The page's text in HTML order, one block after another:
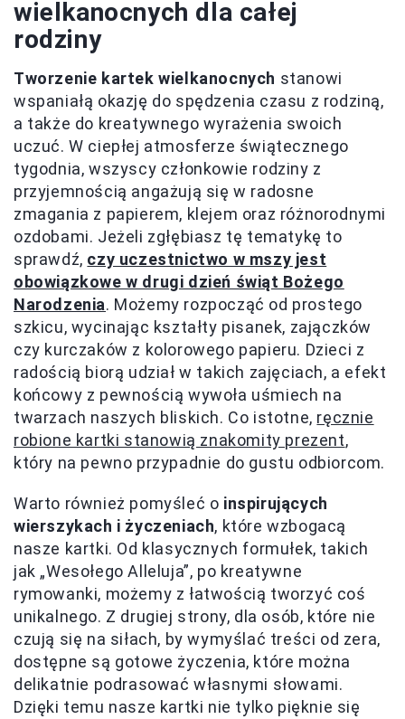
wielkanocnych dla całej
rodziny
Tworzenie kartek wielkanocnych stanowi
wspaniałą okazję do spędzenia czasu z rodziną,
a także do kreatywnego wyrażenia swoich
uczuć. W ciepłej atmosferze świątecznego
tygodnia, wszyscy członkowie rodziny z
przyjemnością angażują się w radosne
zmagania z papierem, klejem oraz różnorodnymi
ozdobami. Jeżeli zgłębiasz tę tematykę to
sprawdź, czy uczestnictwo w mszy jest
obowiązkowe w drugi dzień świąt Bożego
Narodzenia. Możemy rozpocząć od prostego
szkicu, wycinając kształty pisanek, zajączków
czy kurczaków z kolorowego papieru. Dzieci z
radością biorą udział w takich zajęciach, a efekt
końcowy z pewnością wywoła uśmiech na
twarzach naszych bliskich. Co istotne, ręcznie
robione kartki stanowią znakomity prezent,
który na pewno przypadnie do gustu odbiorcom.
Warto również pomyśleć o inspirujących
wierszykach i życzeniach, które wzbogacą
nasze kartki. Od klasycznych formułek, takich
jak „Wesołego Alleluja”, po kreatywne
rymowanki, możemy z łatwością tworzyć coś
unikalnego. Z drugiej strony, dla osób, które nie
czują się na siłach, by wymyślać treści od zera,
dostępne są gotowe życzenia, które można
delikatnie podrasować własnymi słowami.
Dzięki temu nasze kartki nie tylko pięknie się